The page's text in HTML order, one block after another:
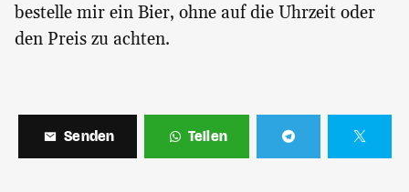
bestelle mir ein Bier, ohne auf die Uhrzeit oder
den Preis zu achten.
Senden Teilen